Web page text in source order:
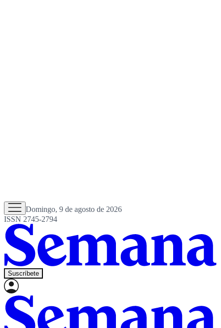
Domingo, 9 de agosto de 2026
ISSN 2745-2794
Suscríbete